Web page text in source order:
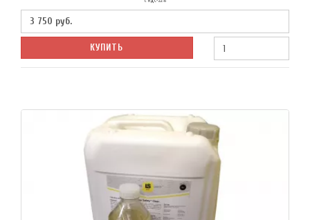
3 750 руб.
КУПИТЬ